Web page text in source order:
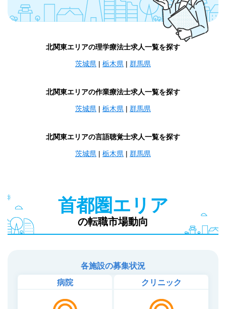
北関東エリアの理学療法士求人一覧を探す
茨城県 | 栃木県 | 群馬県
北関東エリアの作業療法士求人一覧を探す
茨城県 | 栃木県 | 群馬県
北関東エリアの言語聴覚士求人一覧を探す
茨城県 | 栃木県 | 群馬県
首都圏エリア
の転職市場動向
各施設の募集状況
病院
クリニック